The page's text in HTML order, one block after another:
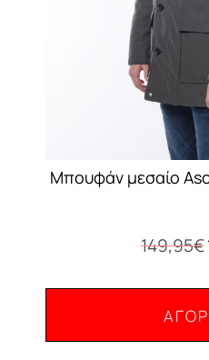
Μπουφάν μεσαίο
149,95€